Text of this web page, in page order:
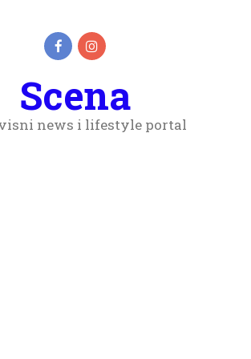
Scena
news i lifestyle portal